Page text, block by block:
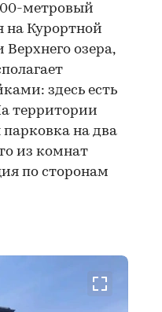
метровый
на Курортной
озера,
здесь есть
территории
парковка на два
из комнат
по сторонам